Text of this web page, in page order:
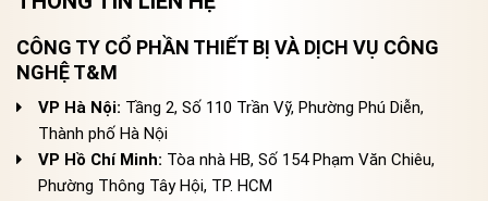
CÔNG TY CỔ PHẦN THIẾT BỊ VÀ DỊCH VỤ CÔNG
NGHỆ T&M
VP Hà Nội: Tầng 2, Số 110 Trần Vỹ, Phường Phú Diễn,
Thành phố Hà Nội
VP Hồ Chí Minh: Tòa nhà HB, Số 154 Phạm Văn Chiêu,
Phường Thông Tây Hội, TP. HCM